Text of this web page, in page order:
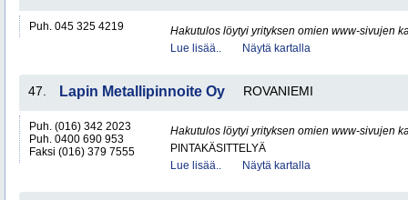
Puh. 045 325 4219
Hakutulos löytyi yrityksen omien www-sivujen
Lue lisää..
Näytä kartalla
47. Lapin Metallipinnoite Oy ROVANIEMI
Puh. (016) 342 2023
Puh. 0400 690 953
Faksi (016) 379 7555
Hakutulos löytyi yrityksen omien www-sivujen
PINTAKÄSITTELYÄ
Lue lisää..
Näytä kartalla